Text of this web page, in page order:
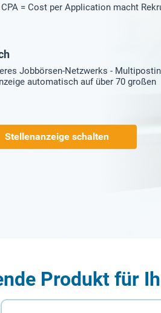
= Cost per Application macht
Jobbörsen-Netzwerks -
automatisch auf über 70 großen
Stellenanzeige schalten
Produkt für